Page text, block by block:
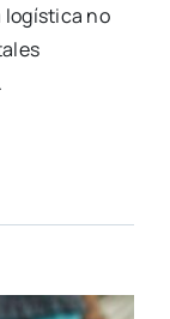
logística no